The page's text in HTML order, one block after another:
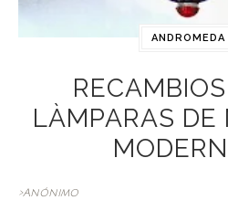
ANDROMEDA
LÀMPARAS DE
>Anónimo